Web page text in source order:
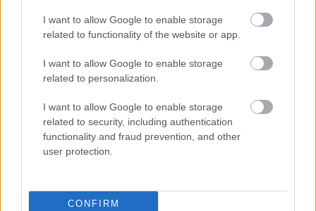
I want to allow Google to enable storage
related to functionality of the website or app.
I want to allow Google to enable storage
related to personalization.
I want to allow Google to enable storage
related to security, including authentication
functionality and fraud prevention, and other
user protection.
CONFIRM
7 órája
F1-es nyári szünetben